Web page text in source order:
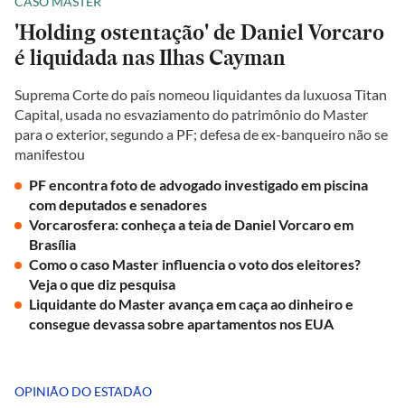
'Holding ostentação' de Daniel Vorcaro
é liquidada nas Ilhas Cayman
Suprema Corte do país nomeou liquidantes da luxuosa Titan
Capital, usada no esvaziamento do patrimônio do Master
para o exterior, segundo a PF; defesa de ex-banqueiro não se
manifestou
PF encontra foto de advogado investigado em piscina
com deputados e senadores
Vorcarosfera: conheça a teia de Daniel Vorcaro em
Brasília
Como o caso Master influencia o voto dos eleitores?
Veja o que diz pesquisa
Liquidante do Master avança em caça ao dinheiro e
consegue devassa sobre apartamentos nos EUA
OPINIÃO DO ESTADÃO